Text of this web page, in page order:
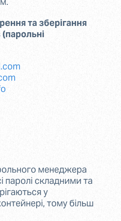
та зберігання
менеджера
паролі складними та
у
тому більш